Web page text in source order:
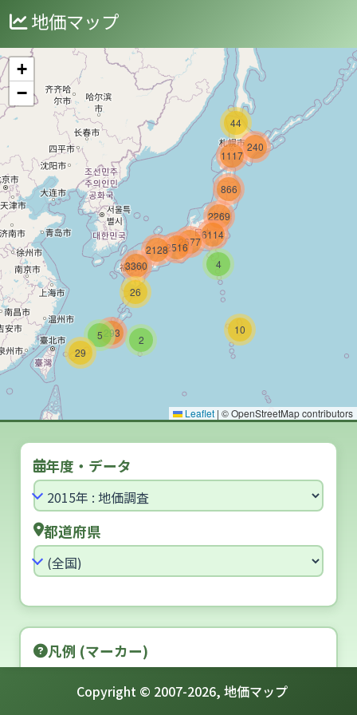
地価マップ
年度・データ
都道府県
凡例 (マーカー)
[住宅地] 5年連続 アップ
2
5
29
293
26
3360
2128
10
2516
4
2677
6114
2269
866
44
240
1117
+
−
Leaflet | © OpenStreetMap contributors
Copyright © 2007-2026, 地価マップ